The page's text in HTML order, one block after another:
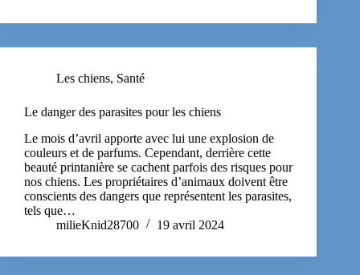
Les chiens, Santé
Le danger des parasites pour les chiens
Le mois d’avril apporte avec lui une explosion de
couleurs et de parfums. Cependant, derrière cette
beauté printanière se cachent parfois des risques pour
nos chiens. Les propriétaires d’animaux doivent être
conscients des dangers que représentent les parasites,
tels que…
milieKnid28700
19 avril 2024